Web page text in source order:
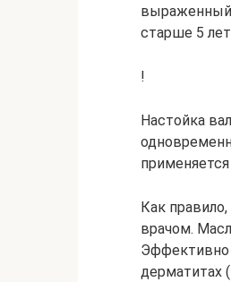
выраженный
старше 5
!
Настойка
Как
врачом.
Эффективно
дерматитах